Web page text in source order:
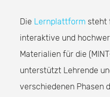
Die Lernplattform steht
interaktive und
Materialien für die
unterstützt Lehrende
verschiedenen Phasen